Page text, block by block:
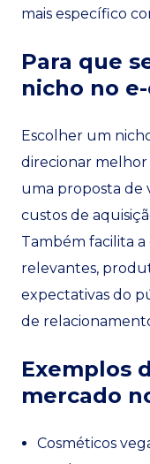
mais específico
Para que
nicho no
Escolher um
direcionar melhor
uma proposta de
custos de
Também facilita
relevantes,
expectativas do
de
Exemplos
mercado
Cosméticos